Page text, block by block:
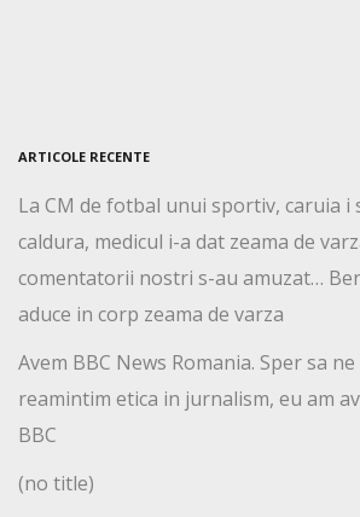
ARTICOLE RECENTE
La CM de fotbal unui sportiv, caruia i
caldura, medicul i-a dat zeama de
comentatorii nostri s-au amuzat…
aduce in corp zeama de varza
Avem BBC News Romania. Sper sa
reamintim etica in jurnalism, eu am
BBC
(no title)